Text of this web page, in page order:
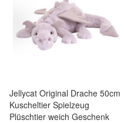
Jellycat Original Drache 50cm
Kuscheltier Spielzeug
Plüschtier weich Geschenk